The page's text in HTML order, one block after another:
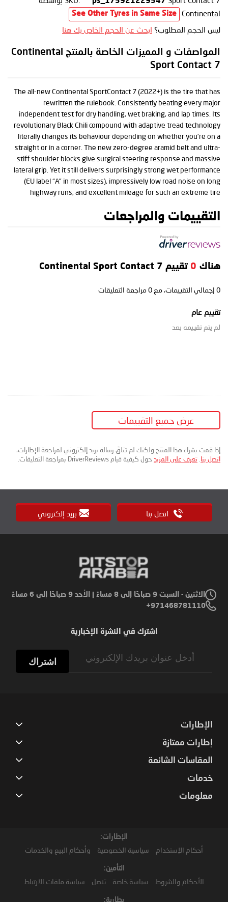
Continental
See Other Tyres in Same Size
ليس الحجم المطلوب؟ ابحث عن الحجم الخاص بك هنا
المواصفات و المميزات الخاصة بالمنتج Continental
Sport Contact 7
The all-new Continental SportContact 7 (2022+) is the tire that has
rewritten the rulebook. Consistently beating every major
independent test for dry handling, wet braking, and lap times. Its
revolutionary Black Chili compound with adaptive tread technology
literally changes its behaviour depending on whether you’re on a
straight or in a corner. The new zero-degree aramid belt and ultra-
stiff shoulder blocks give surgical steering response and massive
lateral grip. Yet it still delivers surprisingly strong wet performance
(EU label “A” in most sizes), impressively low road noise on long
highway runs, and excellent mileage for such an extreme tire
التقييمات والمراجعات
هناك 0 تقييم Continental Sport Contact 7
0 إجمالي التقييمات، مع 0 مراجعة التعليقات
تقييم عام
لم يتم تقييمه بعد
عرض جميع التقييمات
إذا قمت بشراء هذا المنتج ولكنك لم تتلقَ رسالة بريد إلكتروني لمراجعة الإطارات،
اتصل بنا. تعرف على المزيد حول كيفية قيام DriverReviews بمراجعة التعليقات.
اتصل بنا بريد إلكتروني
الاثنين - السبت 9 صباحًا إلى 8 مساءً | الأحد 9 صباحًا إلى 6 مساءً
971468781110+
اشترك في النشرة الإخبارية
اشتراك
الإطارات
إطارات ممتازة
المقاسات الشائعة
خدمات
معلومات
الإطارات:
أحكام الإستخدام سياسية الخصوصية وأحكام البيع والخدمات
التأمين:
الأحكام والشروط سياسة خاصة تنصل سياسة ملفات الارتباط
بطارية: